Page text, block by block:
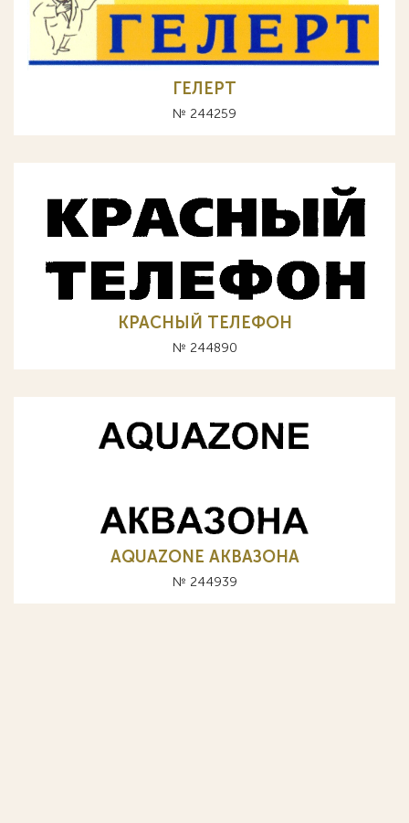
ГЕЛЕРТ
№ 244259
КРАСНЫЙ ТЕЛЕФОН
№ 244890
AQUAZONE АКВАЗОНА
№ 244939